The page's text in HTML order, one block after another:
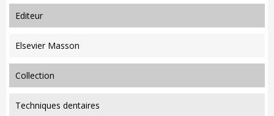
editeur
Elsevier Masson
collection
Techniques dentaires